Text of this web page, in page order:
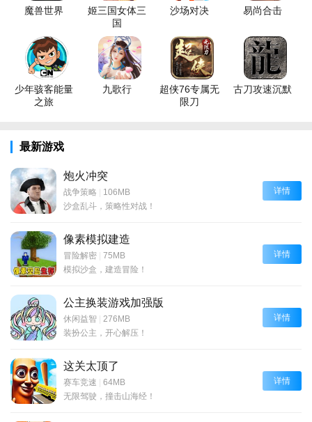
魔兽世界
姬三国女体三
国
沙场对决 易尚合击
少年骇客能量
之旅
九歌行
超侠76专属无
限刀
古刀攻速沉默
最新游戏
炮火冲突
战争策略 | 106MB
沙盒乱斗，策略性对战！
详情
像素模拟建造
冒险解密 | 75MB
模拟沙盒，建造冒险！
详情
公主换装游戏加强版
休闲益智 | 276MB
装扮公主，开心解压！
详情
这关太顶了
赛车竞速 | 64MB
无限驾驶，撞击山海经！
详情